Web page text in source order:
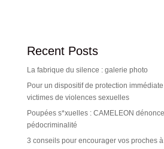
Recent Posts
La fabrique du silence : galerie photo
Pour un dispositif de protection
victimes de violences sexuelles
Poupées s*xuelles : CAMELEON
pédocriminalité
3 conseils pour encourager vos proches